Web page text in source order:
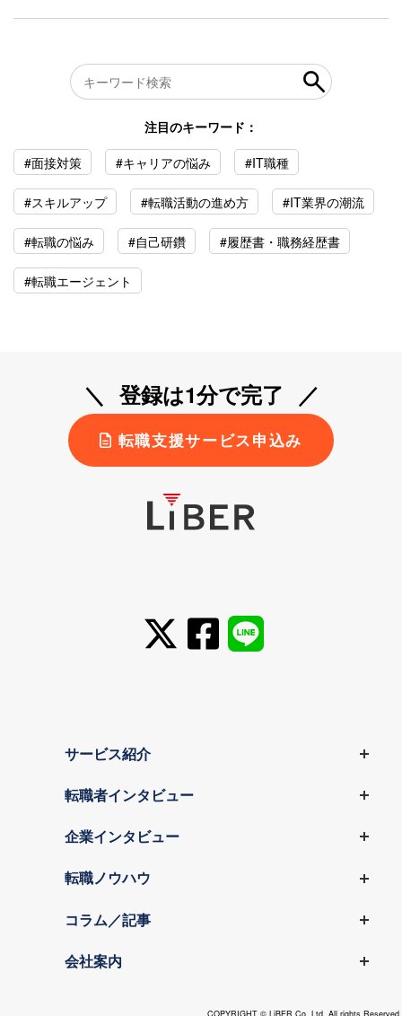
注目のキーワード：
#面接対策
#キャリアの悩み #IT職種
#スキルアップ #転職活動の進め方 #IT業界の潮流
#転職の悩み #自己研鑽 #履歴書・職務経歴書
#転職エージェント
登録は1分で完了
転職支援サービス申込み
サービス紹介
転職者インタビュー
企業インタビュー
転職ノウハウ
コラム／記事
会社案内